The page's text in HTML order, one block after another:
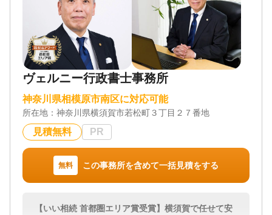
ご依頼をお考えくださる皆さまには、ぜひ当事務所
と相談させていただき、私たちに任せられるかどう
かをご判断いただければ幸いです。
対応地域
神奈川県全域
遺言書 / 遺産分割 / 相続財産調査 / 相続手続き / 銀行
手続き / 戸籍収集 / 相続人調査
対応体制
電話相談可 / 訪問可 / 土日相談可 / 初回相談無料 / 18
時以降相談可 / オンライン面談可 / 事務所面談可
ヴェルニー行政書士事務所
神奈川県相模原市南区に対応可能
所在地： 神奈川県横須賀市若松町３丁目２７番地
見積無料 PR
無料 この事務所を含めて一括見積をする
【いい相続 首都圏エリア賞受賞】横須賀で任せて安